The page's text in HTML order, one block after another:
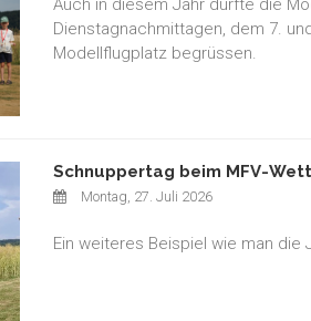
Auch in diesem Jahr durfte die
Dienstagnachmittagen, dem 7.
Modellflugplatz begrüssen.
Schnuppertag beim MFV-
Montag, 27. Juli 2026
Ein weiteres Beispiel wie man